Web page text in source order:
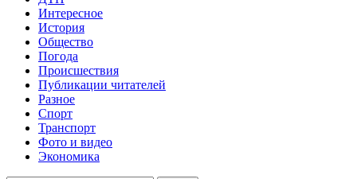
Интересное
История
Общество
Погода
Происшествия
Публикации читателей
Разное
Спорт
Транспорт
Фото и видео
Экономика